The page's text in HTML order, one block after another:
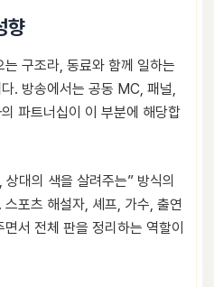
향
는 구조라, 동료와 함께 일하는
. 방송에서는 공동 MC, 패널,
파트너십이 이 부분에 해당합
대의 색을 살려주는” 방식의
포츠 해설자, 셰프, 가수, 출연
서 전체 판을 정리하는 역할이